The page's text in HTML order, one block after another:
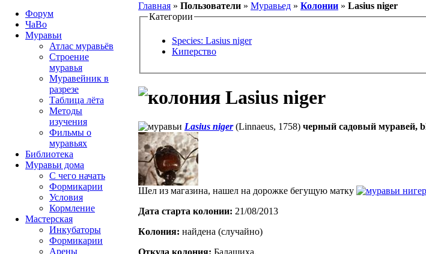
Главная » Пользователи » Муравьед » Колонии » Lasius niger
Категории
Species: Lasius niger
Киперство
Lasius niger
Lasius niger(Linnaeus, 1758) черный садовый муравей,
Шел из магазина, нашел на дорожке бегущую матку
Дата старта кoлонии: 21/08/2013
Кoлония: найдена (случайно)
Форум
ЧаВо
Муравьи
Атлас муравьёв
Строение
муравья
Муравейник в
разрезе
Таблица лёта
Методы
изучения
Фильмы о
муравьях
Библиотека
Муравьи дома
С чего начать
Формикарии
Условия
Кормление
Мастерская
Инкубаторы
Формикарии
Арены